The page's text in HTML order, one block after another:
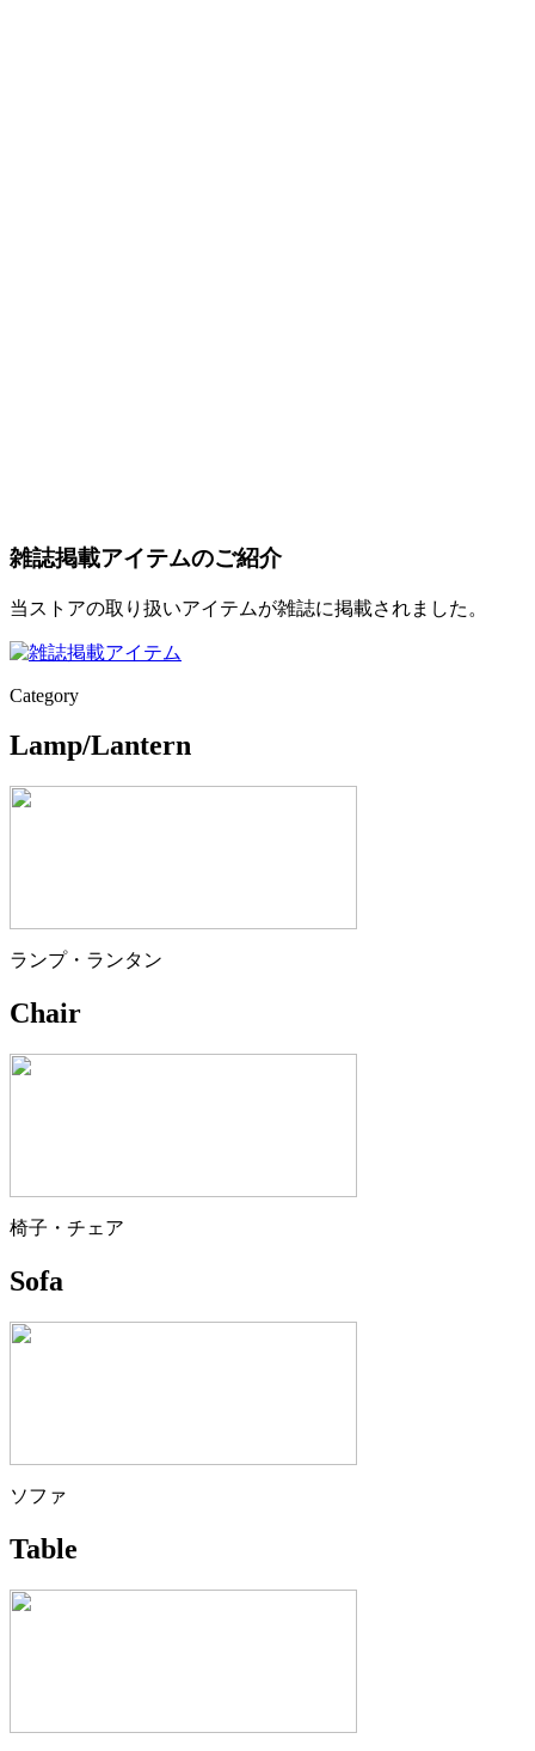
雑誌掲載アイテムのご紹介
当ストアの取り扱いアイテムが雑誌に掲載されました。
Category
Lamp/Lantern
ランプ・ランタン
Chair
椅子・チェア
Sofa
ソファ
Table